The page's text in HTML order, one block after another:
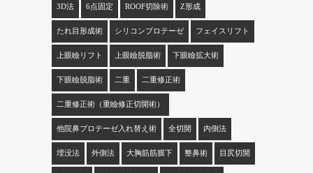
3D法 6点固定 ROOF切除術 Z形成
たれ目形成術 シリコンプロテーゼ フェイスリフト
上眼瞼リフト 上眼瞼脱脂術 下眼瞼拡大術
下眼瞼脱脂術 二重 二重修正術
二重修正術（重瞼修正切開術）
他院鼻プロテーゼ入れ替え術 全切開 内側法
埋没法 外側法 大胸筋筋膜下 整鼻術 目尻切開